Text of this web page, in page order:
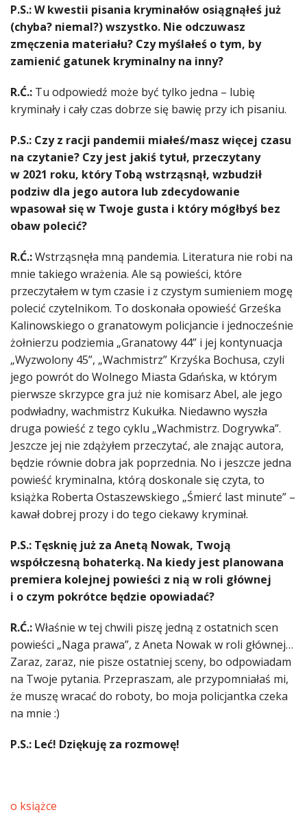
P.S.: W kwestii pisania kryminałów osiągnąłeś już
(chyba? niemal?) wszystko. Nie odczuwasz
zmęczenia materiału? Czy myślałeś o tym, by
zamienić gatunek kryminalny na inny?
R.Ć.: Tu odpowiedź może być tylko jedna – lubię
kryminały i cały czas dobrze się bawię przy ich pisaniu.
P.S.: Czy z racji pandemii miałeś/masz więcej czasu
na czytanie? Czy jest jakiś tytuł, przeczytany
w 2021 roku, który Tobą wstrząsnął, wzbudził
podziw dla jego autora lub zdecydowanie
wpasował się w Twoje gusta i który mógłbyś bez
obaw polecić?
R.Ć.:Wstrząsnęła mną pandemia. Literatura nie robi na
mnie takiego wrażenia. Ale są powieści, które
przeczytałem w tym czasie i z czystym sumieniem mogę
polecić czytelnikom. To doskonała opowieść Grześka
Kalinowskiego o granatowym policjancie i jednocześnie
żołnierzu podziemia „Granatowy 44” i jej kontynuacja
„Wyzwolony 45”, „Wachmistrz” Krzyśka Bochusa, czyli
jego powrót do Wolnego Miasta Gdańska, w którym
pierwsze skrzypce gra już nie komisarz Abel, ale jego
podwładny, wachmistrz Kukułka. Niedawno wyszła
druga powieść z tego cyklu „Wachmistrz. Dogrywka”.
Jeszcze jej nie zdążyłem przeczytać, ale znając autora,
będzie równie dobra jak poprzednia. No i jeszcze jedna
powieść kryminalna, którą doskonale się czyta, to
książka Roberta Ostaszewskiego „Śmierć last minute” –
kawał dobrej prozy i do tego ciekawy kryminał.
P.S.: Tęsknię już za Anetą Nowak, Twoją
współczesną bohaterką. Na kiedy jest planowana
premiera kolejnej powieści z nią w roli głównej
i o czym pokrótce będzie opowiadać?
R.Ć.:Właśnie w tej chwili piszę jedną z ostatnich scen
powieści „Naga prawa”, z Aneta Nowak w roli głównej…
Zaraz, zaraz, nie pisze ostatniej sceny, bo odpowiadam
na Twoje pytania. Przepraszam, ale przypomniałaś mi,
że muszę wracać do roboty, bo moja policjantka czeka
na mnie :)
P.S.: Leć! Dziękuję za rozmowę!
o książce